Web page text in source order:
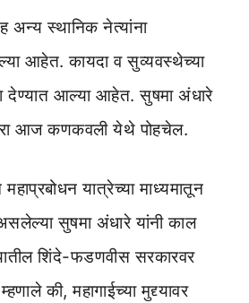
अन्य स्थानिक नेत्यांना
आहेत. कायदा व सुव्यवस्थेच्या
देण्यात आल्या आहेत. सुषमा अंधारे
आज कणकवली येथे पोहचेल.
यात्रेच्या माध्यमातून
सुषमा अंधारे यांनी काल
शिंदे-फडणवीस सरकारवर
की, महागाईच्या मुद्द्यावर